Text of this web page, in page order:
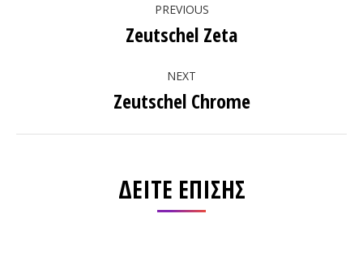
navigation
PREVIOUS
Previous
Zeutschel Zeta
NEXT
Next
Zeutschel Chrome
ΔΕΙΤΕ ΕΠΙΣΗΣ